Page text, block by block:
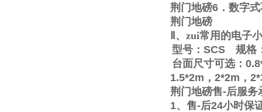
荆门地磅6 ．数字
荆门地磅
、zui常用的电子
型号： SCS
规格
台面尺寸可选：
1.5*2m ， 2*2m ，
荆门地磅售-后服务
1、售-后24小时保